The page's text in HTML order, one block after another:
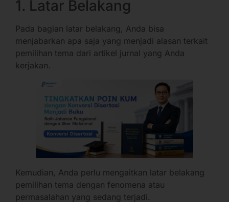
1. Latar Belakang
Pada bagian latar belakang, Anda bisa
menjabarkan apa saja yang menjadi alasan terkait
pemilihan tema dari artikel jurnal yang Anda
kerjakan.
Kemudian, Anda perlu mengaitkan latar belakang
pemilihan tema dengan fenomena atau
permasalahan yang sedang terjadi.